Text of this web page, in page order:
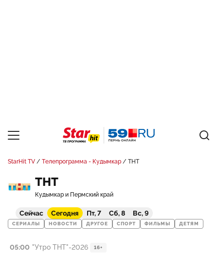
StarHit TV Телепрограмма - Кудымкар ТНТ
ТНТ
Кудымкар и Пермский край
Сейчас Сегодня Пт, 7 Сб, 8 Вс, 9
СЕРИАЛЫ НОВОСТИ ДРУГОЕ СПОРТ ФИЛЬМЫ ДЕТЯМ
05:00 "Утро ТНТ"-2026 16+